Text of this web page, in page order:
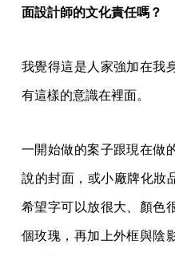
面設計師的文化責任嗎？
我覺得這是人家強加在我
有這樣的意識在裡面。
一開始做的案子跟現在做
說的封面，或小廠牌化妝
希望字可以放很大、顏色
個玫瑰，再加上外框與陰